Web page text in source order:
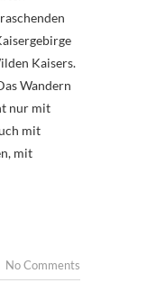
Kaisers.
Wandern
nur mit
mit
mit
No Comments